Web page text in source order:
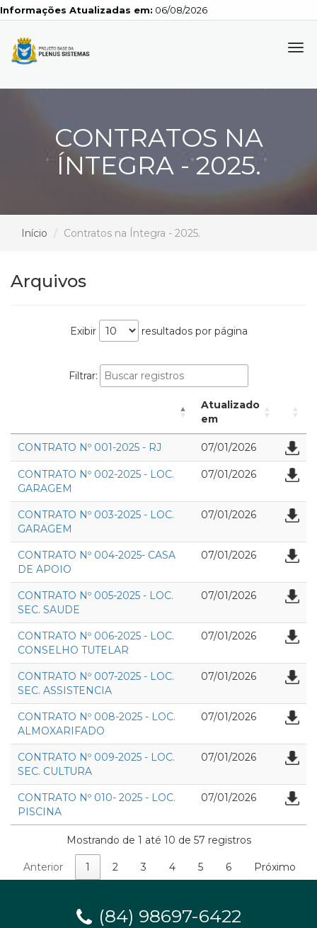
Atualizadas em: 06/08/2026
CONTRATOS NA
ÍNTEGRA - 2025.
Início Contratos na Íntegra - 2025.
Arquivos
Exibir resultados por página
Filtrar:
Atualizado
em
CONTRATO Nº 001-2025 - RJ 07/01/2026
CONTRATO Nº 002-2025 - LOC.
GARAGEM
07/01/2026
CONTRATO Nº 003-2025 - LOC.
GARAGEM
07/01/2026
CONTRATO Nº 004-2025- CASA
DE APOIO
07/01/2026
CONTRATO Nº 005-2025 - LOC.
SEC. SAUDE
07/01/2026
CONTRATO Nº 006-2025 - LOC.
CONSELHO TUTELAR
07/01/2026
CONTRATO Nº 007-2025 - LOC.
SEC. ASSISTENCIA
07/01/2026
CONTRATO Nº 008-2025 - LOC.
ALMOXARIFADO
07/01/2026
CONTRATO Nº 009-2025 - LOC.
SEC. CULTURA
07/01/2026
CONTRATO Nº 010- 2025 - LOC.
PISCINA
07/01/2026
Mostrando de 1 até 10 de 57 registros
Anterior 1 2 3 4 5 6 Próximo
(84) 98697-6422